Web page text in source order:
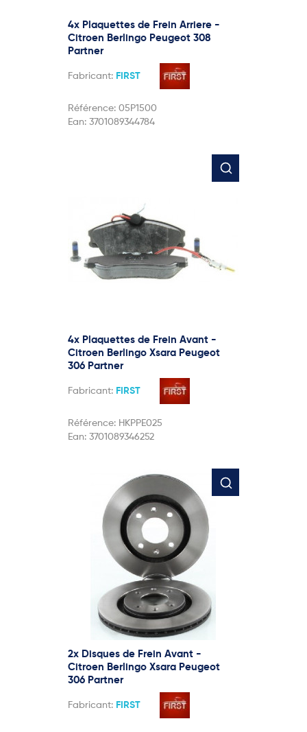
4x Plaquettes de Frein Arriere -
Citroen Berlingo Peugeot 308
Partner
Fabricant: FIRST
Référence: 05P1500
Ean: 3701089344784
4x Plaquettes de Frein Avant -
Citroen Berlingo Xsara Peugeot
306 Partner
Fabricant: FIRST
Référence: HKPPE025
Ean: 3701089346252
2x Disques de Frein Avant -
Citroen Berlingo Xsara Peugeot
306 Partner
Fabricant: FIRST